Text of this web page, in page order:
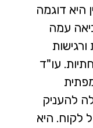
היא דוגמה
עמה
ורגישות
עו"ד
להעניק
לקוח. היא